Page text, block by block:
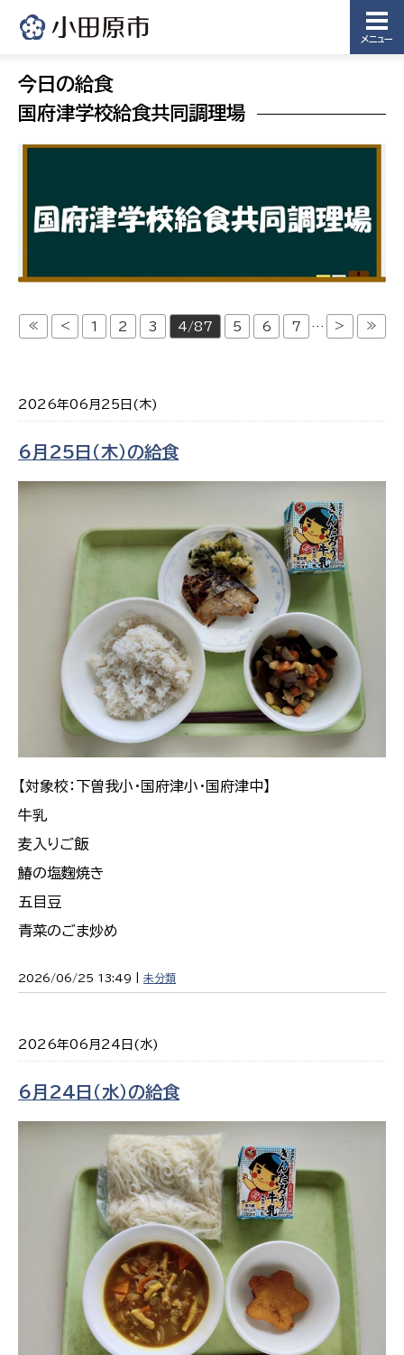
メニュー
今日の給食
国府津学校給食共同調理場
≪ < 1 2 3 4/87 5 6 7 … > ≫
2026年06月25日(木)
6月25日（木）の給食
【対象校：下曽我小・国府津小・国府津中】
牛乳
麦入りご飯
鰆の塩麴焼き
五目豆
青菜のごま炒め
2026/06/25 13:49 | 未分類
2026年06月24日(水)
6月24日（水）の給食